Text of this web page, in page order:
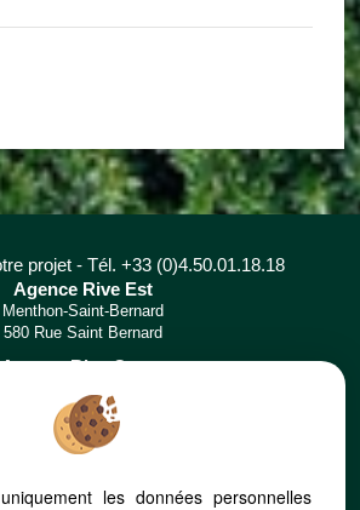
projet - Tél. +33 (0)4.50.01.18.18
Agence Rive Est
Menthon-Saint-Bernard
580 Rue Saint Bernard
Agence Rive Ouest
117 Route de l'Église
les données personnelles